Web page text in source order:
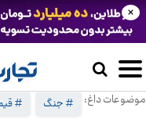
موضوعات داغ: # جنگ #
×